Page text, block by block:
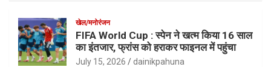
खेल/मनोरंजन
FIFA World Cup : स्पेन ने खत्म किया 16 साल
का इंतजार, फ्रांस को हराकर फाइनल में पहुंचा
July 15, 2026 dainikpahuna